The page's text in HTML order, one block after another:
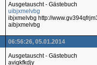
Ausgetauscht - Gästebuch
uibjxmelvbg
ibjxmelvbg http://
aibjxmelvbg
06:56:26, 05.01.2014
Ausgetauscht - Gästebuch
avigkfkdjy